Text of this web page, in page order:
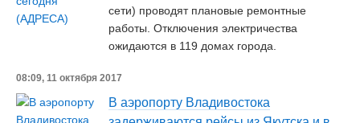
сети) проводят плановые ремонтные
работы. Отключения электричества
ожидаются в 119 домах города.
08:09, 11 октября 2017
В аэропорту Владивостока